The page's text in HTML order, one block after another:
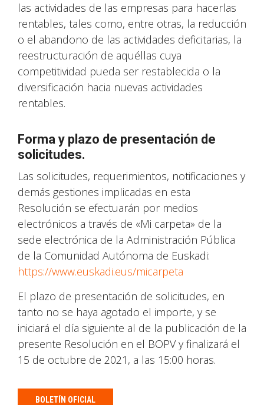
las actividades de las empresas para hacerlas
rentables, tales como, entre otras, la reducción
o el abandono de las actividades deficitarias, la
reestructuración de aquéllas cuya
competitividad pueda ser restablecida o la
diversificación hacia nuevas actividades
rentables.
Forma y plazo de presentación de
solicitudes.
Las solicitudes, requerimientos, notificaciones y
demás gestiones implicadas en esta
Resolución se efectuarán por medios
electrónicos a través de «Mi carpeta» de la
sede electrónica de la Administración Pública
de la Comunidad Autónoma de Euskadi:
https://www.euskadi.eus/micarpeta
El plazo de presentación de solicitudes, en
tanto no se haya agotado el importe, y se
iniciará el día siguiente al de la publicación de la
presente Resolución en el BOPV y finalizará el
15 de octubre de 2021, a las 15:00 horas.
BOLETÍN OFICIAL